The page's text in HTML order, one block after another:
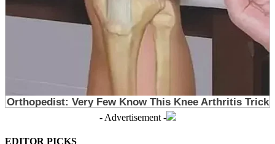
- Advertisement -
EDITOR PICKS